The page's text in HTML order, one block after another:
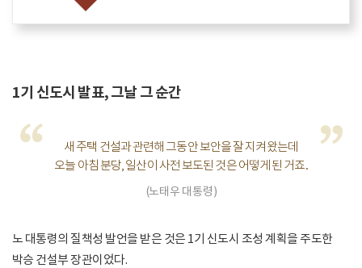
1기 신도시 발표, 그날 그 순간
“
새 주택 건설과 관련해 그동안 보안을 잘 지켜왔는데
오늘 아침 분당, 일산이 사전 보도된 것은 어떻게 된 거죠.
”
(노태우 대통령)
노 대통령의 질책성 발언을 받은 것은 1기 신도시 조성 계획을 주도한
박승 건설부 장관이었다.